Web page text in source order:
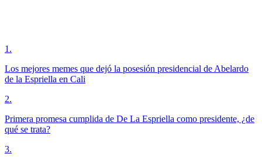
1 .
Los mejores memes que dejó la posesión presidencial de Abelardo
de la Espriella en Cali
2.
Primera promesa cumplida de De La Espriella como presidente, ¿de
qué se trata?
3.